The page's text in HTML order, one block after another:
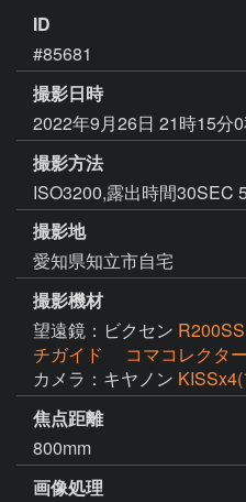
ID
#85681
撮影日時
2022年9月26日 21時15分
撮影方法
ISO3200,露出時間
撮影地
愛知県知立市自宅
撮影機材
望遠鏡：ビクセン
チガイド コマコレクタ
カメラ：キヤノン
焦点距離
800mm
画像処理